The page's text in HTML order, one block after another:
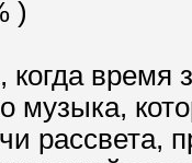
)
время
музыка,
рассвета,